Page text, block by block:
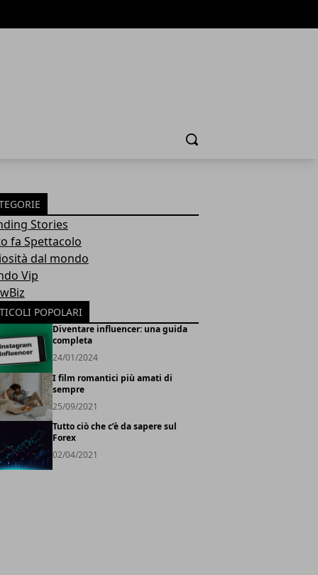
Cerca
Stories
fa Spettacolo
dal mondo
Vip
POPOLARI
Diventare influencer: una guida
completa
24/01/2024
I film romantici più amati di
sempre
25/09/2021
Tutto ciò che c’è da sapere sul
Forex
02/04/2021